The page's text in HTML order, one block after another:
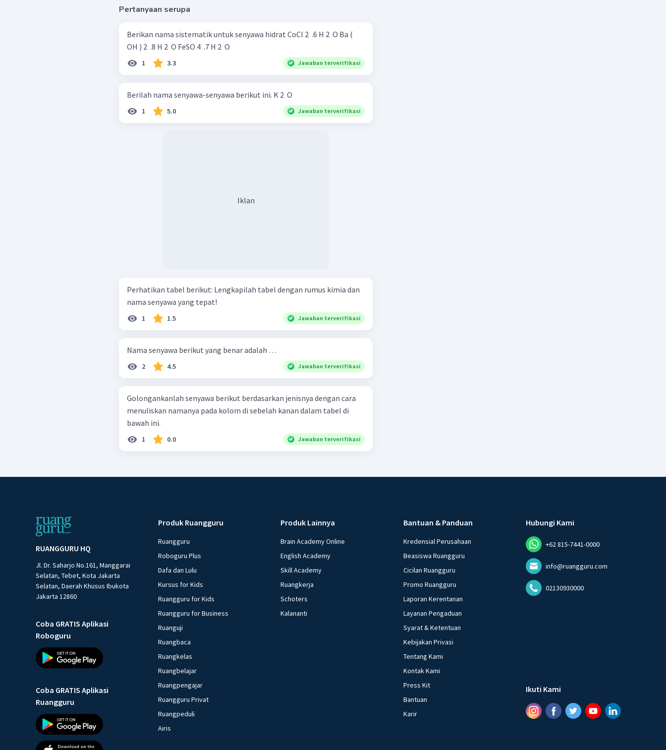
Pertanyaan serupa
Berikan nama sistematik untuk senyawa hidrat CoCl 2 ​ .6 H 2 ​ O Ba (
OH ) 2 ​ .8 H 2 ​ O FeSO 4 ​ .7 H 2 ​ O
1 3.3 Jawaban terverifikasi
Berilah nama senyawa-senyawa berikut ini. K 2 ​ O
1 5.0 Jawaban terverifikasi
Iklan
Perhatikan tabel berikut: Lengkapilah tabel dengan rumus kimia dan
nama senyawa yang tepat!
1 1.5 Jawaban terverifikasi
Nama senyawa berikut yang benar adalah …
2 4.5 Jawaban terverifikasi
Golongankanlah senyawa berikut berdasarkan jenisnya dengan cara
menuliskan namanya pada kolom di sebelah kanan dalam tabel di
bawah ini.
1 0.0 Jawaban terverifikasi
RUANGGURU HQ
Jl. Dr. Saharjo No.161, Manggarai
Selatan, Tebet, Kota Jakarta
Selatan, Daerah Khusus Ibukota
Jakarta 12860
Coba GRATIS Aplikasi
Roboguru
Coba GRATIS Aplikasi
Ruangguru
Produk Ruangguru
Ruangguru
Roboguru Plus
Dafa dan Lulu
Kursus for Kids
Ruangguru for Kids
Ruangguru for Business
Ruanguji
Ruangbaca
Ruangkelas
Ruangbelajar
Ruangpengajar
Ruangguru Privat
Ruangpeduli
Airis
Produk Lainnya
Brain Academy Online
English Academy
Skill Academy
Ruangkerja
Schoters
Kalananti
Bantuan & Panduan
Kredensial Perusahaan
Beasiswa Ruangguru
Cicilan Ruangguru
Promo Ruangguru
Laporan Kerentanan
Layanan Pengaduan
Syarat & Ketentuan
Kebijakan Privasi
Tentang Kami
Kontak Kami
Press Kit
Bantuan
Karir
Hubungi Kami
+62 815-7441-0000
info@ruangguru.com
02130930000
Ikuti Kami